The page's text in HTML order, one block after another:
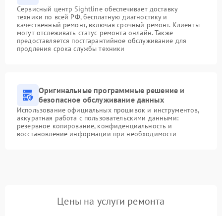
Сервисный центр Sightline обеспечивает доставку
техники по всей РФ, бесплатную диагностику и
качественный ремонт, включая срочный ремонт. Клиенты
могут отслеживать статус ремонта онлайн. Также
предоставляется постгарантийное обслуживание для
продления срока службы техники
Оригинальные программные решение и
безопасное обслуживание данных
Использование официальных прошивок и инструментов,
аккуратная работа с пользовательскими данными:
резервное копирование, конфиденциальность и
восстановление информации при необходимости
Цены на услуги ремонта